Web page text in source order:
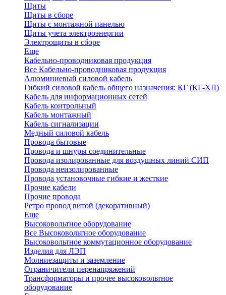
Щиты
Щиты в сборе
Щиты с монтажной панелью
Щиты учета электроэнергии
Электрощиты в сборе
Еще
Кабельно-проводниковая продукция
Все Кабельно-проводниковая продукция
Алюминиевый силовой кабель
Гибкий силовой кабель общего назначения: КГ (КГ-ХЛ)
Кабель для информационных сетей
Кабель контрольный
Кабель монтажный
Кабель сигнализации
Медный силовой кабель
Провода бытовые
Провода и шнуры соединительные
Провода изолированные для воздушных линий СИП
Провода неизолированные
Провода установочные гибкие и жесткие
Прочие кабели
Прочие провода
Ретро провод витой (декоративный)
Еще
Высоковольтное оборудование
Все Высоковольтное оборудование
Высоковольтное коммутационное оборудование
Изделия для ЛЭП
Молниезащиты и заземление
Ограничители перенапряжений
Трансформаторы и прочее высоковольтное
оборудование